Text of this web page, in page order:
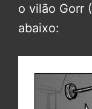
o vilão Gorr (
abaixo: